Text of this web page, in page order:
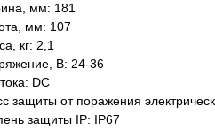
мм: 181
мм: 107
кг: 2,1
В: 24-36
DC
защиты от поражения
защиты IP: IP67